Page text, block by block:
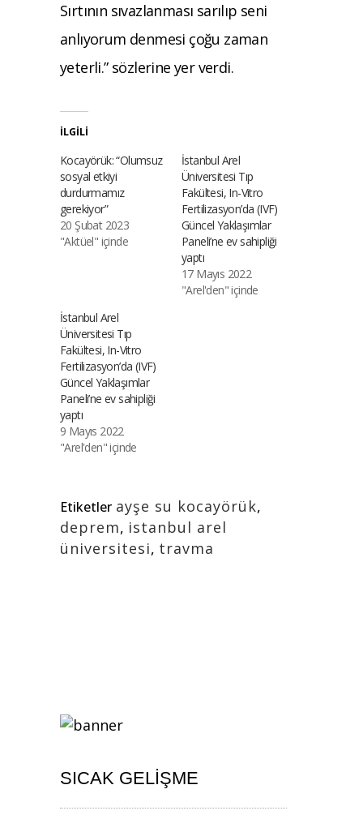
Sırtının sıvazlanması sarılıp seni
anlıyorum denmesi çoğu zaman
yeterli.” sözlerine yer verdi.
İLGILI
Kocayörük: “Olumsuz
sosyal etkiyi
durdurmamız
gerekiyor”
20 Şubat 2023
"Aktüel" içinde
İstanbul Arel
Üniversitesi Tıp
Fakültesi, In-Vitro
Fertilizasyon’da (IVF)
Güncel Yaklaşımlar
Paneli’ne ev sahipliği
yaptı
17 Mayıs 2022
"Arel'den" içinde
İstanbul Arel
Üniversitesi Tıp
Fakültesi, In-Vitro
Fertilizasyon’da (IVF)
Güncel Yaklaşımlar
Paneli’ne ev sahipliği
yaptı
9 Mayıs 2022
"Arel'den" içinde
Etiketler ayşe su kocayörük,
deprem, istanbul arel
üniversitesi, travma
SICAK GELIŞME